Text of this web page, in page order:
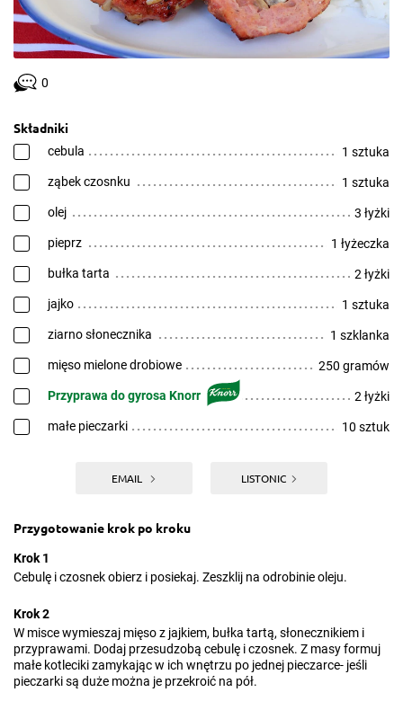
0
Składniki
cebula 1 sztuka
ząbek czosnku 1 sztuka
olej 3 łyżki
pieprz 1 łyżeczka
bułka tarta 2 łyżki
jajko 1 sztuka
ziarno słonecznika 1 szklanka
mięso mielone drobiowe 250 gramów
Przyprawa do gyrosa Knorr 2 łyżki
małe pieczarki 10 sztuk
EMAIL LISTONIC
Przygotowanie krok po kroku
Krok 1
Cebulę i czosnek obierz i posiekaj. Zeszklij na odrobinie oleju.
Krok 2
W misce wymieszaj mięso z jajkiem, bułka tartą, słonecznikiem i
przyprawami. Dodaj przesudzobą cebulę i czosnek. Z masy formuj
małe kotleciki zamykając w ich wnętrzu po jednej pieczarce- jeśli
pieczarki są duże można je przekroić na pół.